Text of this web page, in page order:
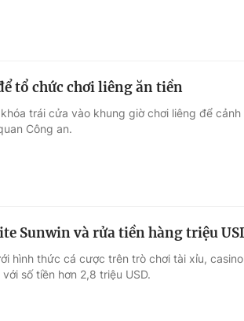
tổ chức chơi liêng ăn tiền
trái cửa vào khung giờ chơi liêng để cảnh
Công an.
Sunwin và rửa tiền hàng triệu
hình thức cá cược trên trò chơi tài xỉu,
số tiền hơn 2,8 triệu USD.